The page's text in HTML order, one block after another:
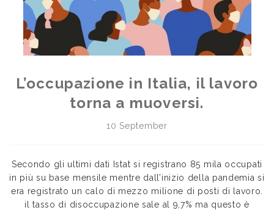
L’occupazione in Italia, il lavoro
torna a muoversi.
10 September
Secondo gli ultimi dati Istat si registrano 85 mila occupati
in più su base mensile mentre dall’inizio della pandemia si
era registrato un calo di mezzo milione di posti di lavoro.
il tasso di disoccupazione sale al 9,7% ma questo è